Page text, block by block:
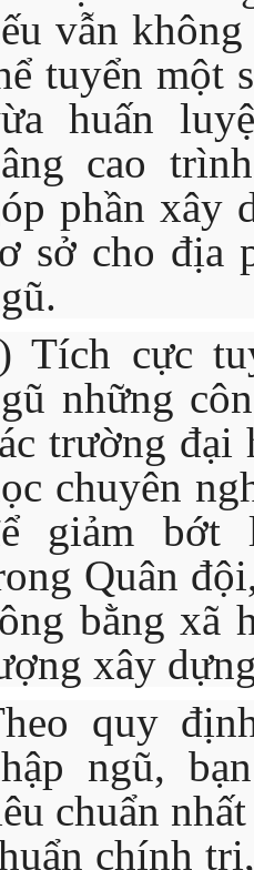
vẫn
tuyển một
huấn
cao
phần xây
sở cho địa
Tích cực
những
trường đại
chuyên
giảm bớt
Quân
bằng xã
xây
quy
ngũ,
chuẩn
chính